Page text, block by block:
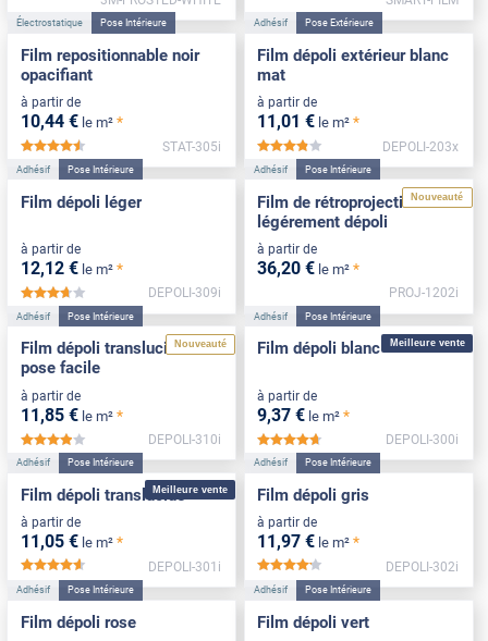
Électrostatique Pose Intérieure
Film repositionnable noir
opacifiant
à partir de
10,44 € le m² *
*****
STAT-305i
Adhésif Pose Extérieure
Film dépoli extérieur blanc
mat
à partir de
11,01 € le m² *
*****
DEPOLI-203x
Adhésif Pose Intérieure
Film dépoli léger
à partir de
12,12 € le m² *
*****
DEPOLI-309i
Nouveauté
Adhésif Pose Intérieure
Film de rétroprojection
légérement dépoli
à partir de
36,20 € le m² *
PROJ-1202i
Nouveauté
Adhésif Pose Intérieure
Film dépoli translucide
pose facile
à partir de
11,85 € le m² *
*****
DEPOLI-310i
Meilleure vente
Adhésif Pose Intérieure
Film dépoli blanc
à partir de
9,37 € le m² *
*****
DEPOLI-300i
Meilleure vente
Adhésif Pose Intérieure
Film dépoli translucide
à partir de
11 ,05 € le m² *
*****
DEPOLI-301i
Adhésif Pose Intérieure
Film dépoli gris
à partir de
11 ,97 € le m² *
*****
DEPOLI-302i
Adhésif Pose Intérieure
Film dépoli rose
Adhésif Pose Intérieure
Film dépoli vert